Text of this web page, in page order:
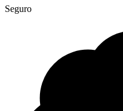
Seguro